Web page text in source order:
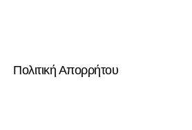
Πολιτική Απορρήτου